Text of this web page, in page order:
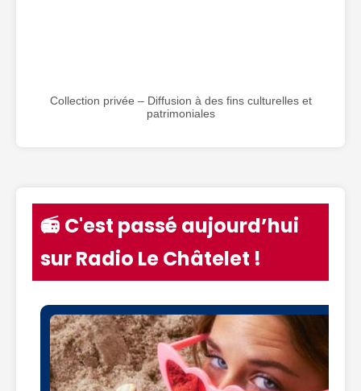
Collection privée – Diffusion à des fins culturelles et
patrimoniales
📻 C'est passé aujourd’hui
sur Radio Le Châtelet !